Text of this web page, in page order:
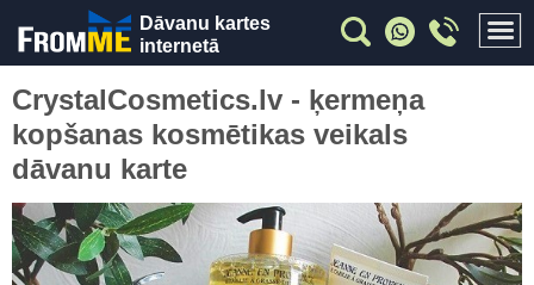
Dāvanu kartes
internetā
CrystalCosmetics.lv - ķermeņa
kopšanas kosmētikas veikals
dāvanu karte